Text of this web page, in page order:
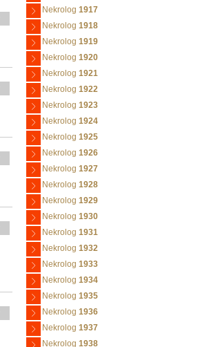
Nekrolog 1917
Nekrolog 1918
Nekrolog 1919
Nekrolog 1920
Nekrolog 1921
Nekrolog 1922
Nekrolog 1923
Nekrolog 1924
Nekrolog 1925
Nekrolog 1926
Nekrolog 1927
Nekrolog 1928
Nekrolog 1929
Nekrolog 1930
Nekrolog 1931
Nekrolog 1932
Nekrolog 1933
Nekrolog 1934
Nekrolog 1935
Nekrolog 1936
Nekrolog 1937
Nekrolog 1938